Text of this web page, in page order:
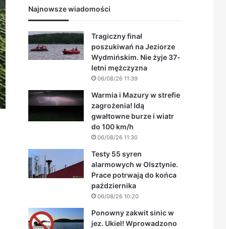
Najnowsze wiadomości
Tragiczny finał
poszukiwań na Jeziorze
Wydmińskim. Nie żyje 37-
letni mężczyzna
06/08/26 11:39
Warmia i Mazury w strefie
zagrożenia! Idą
gwałtowne burze i wiatr
do 100 km/h
06/08/26 11:30
Testy 55 syren
alarmowych w Olsztynie.
Prace potrwają do końca
października
06/08/26 10:20
Ponowny zakwit sinic w
jez. Ukiel! Wprowadzono